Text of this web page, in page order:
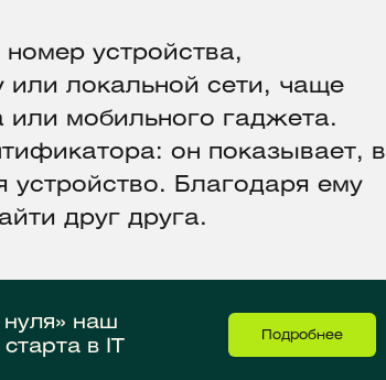
устройства,
или локальной сети, чаще
или мобильного гаджета.
он показывает, в
устройство. Благодаря ему
друг друга.
нуля» наш
в IT
Подробнее